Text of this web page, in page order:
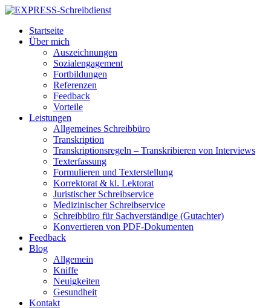
Startseite
Über mich
Auszeichnungen
Sozialengagement
Fortbildungen
Referenzen
Feedback
Vorteile
Leistungen
Allgemeines Schreibbüro
Transkription
Transkriptionsregeln – Transkribieren von Interviews
Texterfassung
Formulieren und Texterstellung
Korrektorat & kl. Lektorat
Juristischer Schreibservice
Medizinischer Schreibservice
Schreibbüro für Sachverständige (Gutachter)
Konvertieren von PDF-Dokumenten
Feedback
Blog
Allgemein
Kniffe
Neuigkeiten
Gesundheit
Kontakt